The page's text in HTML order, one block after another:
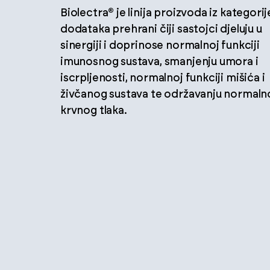
Biolectra® je linija proizvoda iz
dodataka prehrani čiji sastojci djeluju u
sinergiji i doprinose normalnoj funkciji
imunosnog sustava, smanjenju umora i
iscrpljenosti, normalnoj funkciji mišića i
živčanog sustava te održavanju
krvnog tlaka.